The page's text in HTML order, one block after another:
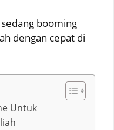
booming
dengan cepat di
Untuk